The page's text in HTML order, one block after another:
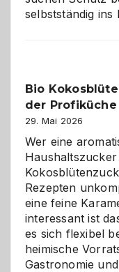
selbstständig ins
Bio
der Profiküche
29. Mai 2026
Wer eine
Rezepten
eine feine
interessant ist
es sich flexibel
heimische
Gastronomie